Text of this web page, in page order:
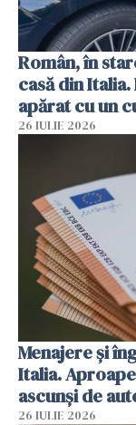
Român, în
casă din
apărat cu un
26 IULIE 2026
Menajere și
Italia.
ascunși de
26 IULIE 2026